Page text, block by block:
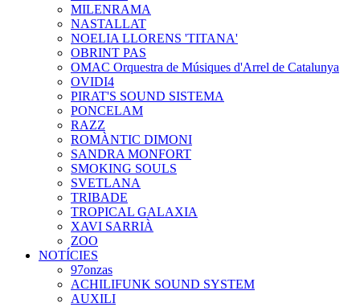
MILENRAMA
NASTALLAT
NOELIA LLORENS 'TITANA'
OBRINT PAS
OMAC Orquestra de Músiques d'Arrel de Catalunya
OVIDI4
PIRAT'S SOUND SISTEMA
PONCELAM
RAZZ
ROMÀNTIC DIMONI
SANDRA MONFORT
SMOKING SOULS
SVETLANA
TRIBADE
TROPICAL GALAXIA
XAVI SARRIÀ
ZOO
NOTÍCIES
97onzas
ACHILIFUNK SOUND SYSTEM
AUXILI